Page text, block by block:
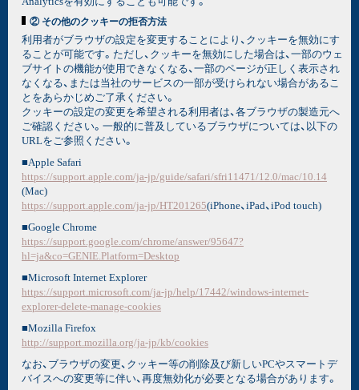
② その他のクッキーの拒否方法
利用者がブラウザの設定を変更することにより、クッキーを無効にす
ることが可能です。ただし、クッキーを無効にした場合は、一部のウェ
ブサイトの機能が使用できなくなる、一部のページが正しく表示され
なくなる、または当社のサービスの一部が受けられない場合があるこ
とをあらかじめご了承ください。
クッキーの設定の変更を希望される利用者は、各ブラウザの製造元へ
ご確認ください。一般的に普及しているブラウザについては、以下の
URLをご参照ください。
■Apple Safari
https://support.apple.com/ja-jp/guide/safari/sfri11471/12.0/mac/10.14
(Mac)
https://support.apple.com/ja-jp/HT201265(iPhone、iPad、iPod touch)
■Google Chrome
https://support.google.com/chrome/answer/95647?
hl=ja&co=GENIE.Platform=Desktop
■Microsoft Internet Explorer
https://support.microsoft.com/ja-jp/help/17442/windows-internet-
explorer-delete-manage-cookies
■Mozilla Firefox
http://support.mozilla.org/ja-jp/kb/cookies
なお、ブラウザの変更、クッキー等の削除及び新しいPCやスマートデ
バイスへの変更等に伴い、再度無効化が必要となる場合があります。